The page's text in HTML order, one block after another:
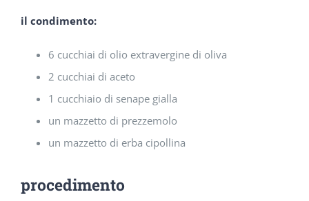
il condimento:
6 cucchiai di olio extravergine di oliva
2 cucchiai di aceto
1 cucchiaio di senape gialla
un mazzetto di prezzemolo
un mazzetto di erba cipollina
procedimento